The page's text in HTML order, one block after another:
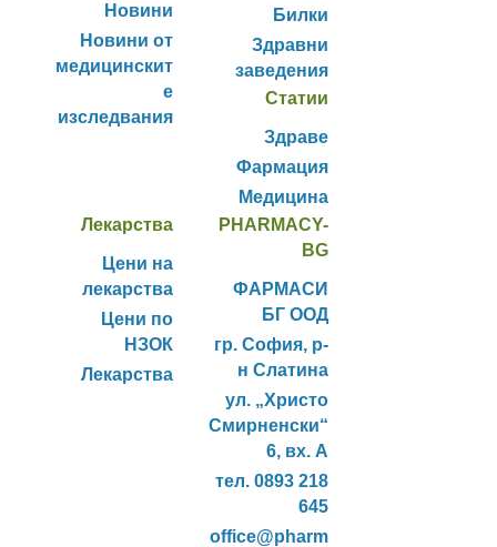
Новини
Новини от
медицинскит
е
изследвания
Билки
Здравни
заведения
Статии
Здраве
Фармация
Медицина
Лекарства
Цени на
лекарства
Цени по
НЗОК
Лекарства
PHARMACY-
BG
ФАРМАСИ
БГ ООД
гр. София, р-
н Слатина
ул. „Христо
Смирненски“
6, вх. А
тел. 0893 218
645
office@pharm